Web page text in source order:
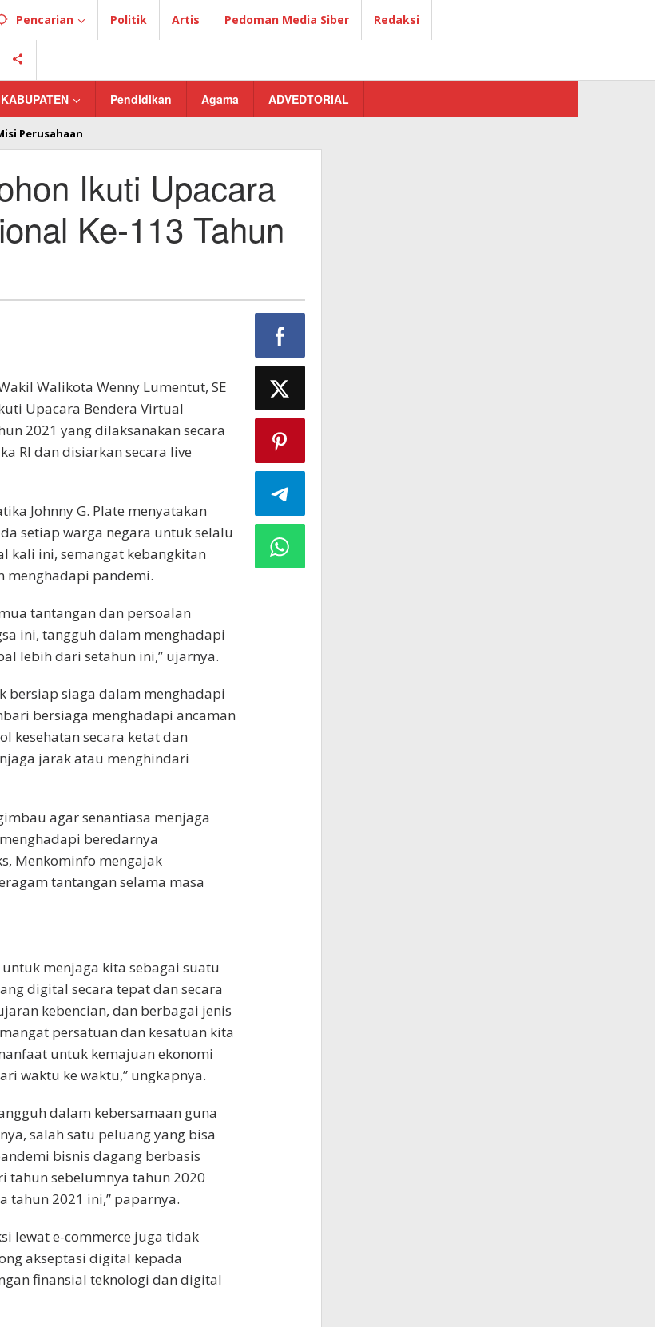
Pencarian Politik Artis Pedoman Media Siber Redaksi
KABUPATEN Pendidikan Agama ADVEDTORIAL
Perusahaan
Ikuti Upacara
Ke-113 Tahun
Walikota Wenny Lumentut, SE
Upacara Bendera Virtual
2021 yang dilaksanakan secara
RI dan disiarkan secara live
Johnny G. Plate menyatakan
setiap warga negara untuk selalu
kali ini, semangat kebangkitan
menghadapi pandemi.
tantangan dan persoalan
ini, tangguh dalam menghadapi
lebih dari setahun ini,” ujarnya.
bersiap siaga dalam menghadapi
bersiaga menghadapi ancaman
kesehatan secara ketat dan
jarak atau menghindari
agar senantiasa menjaga
beredarnya
Menkominfo mengajak
tantangan selama masa
menjaga kita sebagai suatu
digital secara tepat dan secara
kebencian, dan berbagai jenis
persatuan dan kesatuan kita
untuk kemajuan ekonomi
waktu ke waktu,” ungkapnya.
dalam kebersamaan guna
salah satu peluang yang bisa
bisnis dagang berbasis
tahun sebelumnya tahun 2020
2021 ini,” paparnya.
lewat e-commerce juga tidak
akseptasi digital kepada
finansial teknologi dan digital